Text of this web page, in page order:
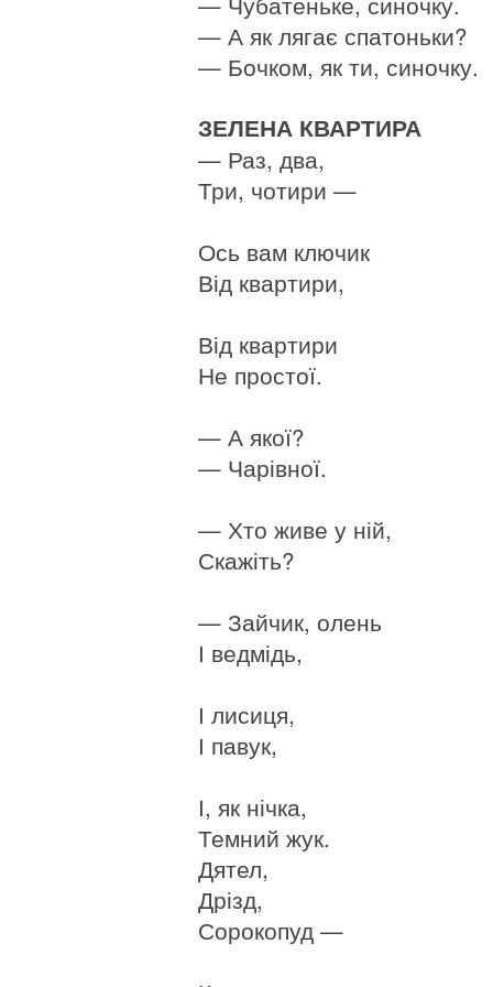
— А як лягає спатоньки?
— Бочком, як ти, синочку.
ЗЕЛЕНА КВАРТИРА
— Раз, два,
Три, чотири —
Ось вам ключик
Від квартири,
Від квартири
Не простої.
— А якої?
— Чарівної.
— Хто живе у ній,
Скажіть?
— Зайчик, олень
І ведмідь,
І лисиця,
І павук,
І, як нічка,
Темний жук.
Дятел,
Дрізд,
Сорокопуд —